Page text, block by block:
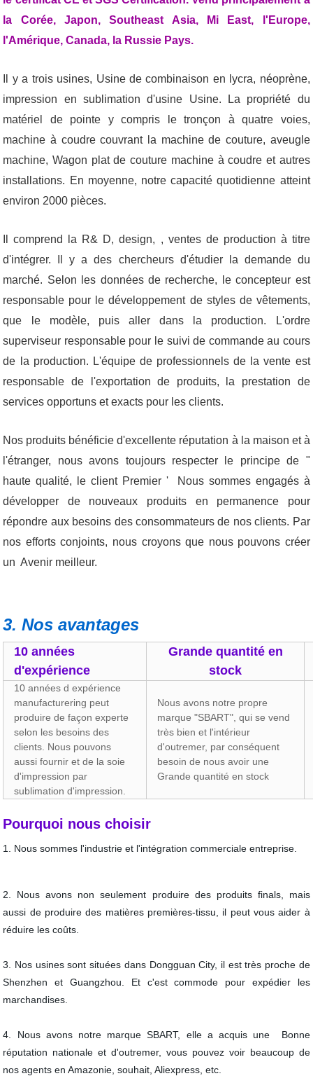
la Corée, Japon, Southeast Asia, Mi East, l'Europe,
l'Amérique, Canada, la Russie Pays.
Il y a trois usines, Usine de combinaison en lycra, néoprène,
impression en sublimation d'usine Usine. La propriété du
matériel de pointe y compris le tronçon à quatre voies,
machine à coudre couvrant la machine de couture, aveugle
machine, Wagon plat de couture machine à coudre et autres
installations. En moyenne, notre capacité quotidienne atteint
environ 2000 pièces.
Il comprend la R& D, design, , ventes de production à titre
d'intégrer. Il y a des chercheurs d'étudier la demande du
marché. Selon les données de recherche, le concepteur est
responsable pour le développement de styles de vêtements,
que le modèle, puis aller dans la production. L'ordre
superviseur responsable pour le suivi de commande au cours
de la production. L'équipe de professionnels de la vente est
responsable de l'exportation de produits, la prestation de
services opportuns et exacts pour les clients.
Nos produits bénéficie d'excellente réputation à la maison et à
l'étranger, nous avons toujours respecter le principe de "
haute qualité, le client Premier ' Nous sommes engagés à
développer de nouveaux produits en permanence pour
répondre aux besoins des consommateurs de nos clients. Par
nos efforts conjoints, nous croyons que nous pouvons créer
un Avenir meilleur.
3. Nos avantages
10 années
d'expérience
Grande quantité en
stock
10 années d expérience
manufacturering peut
produire de façon experte
selon les besoins des
clients. Nous pouvons
aussi fournir et de la soie
d'impression par
sublimation d'impression.
Nous avons notre propre
marque "SBART", qui se vend
très bien et l'intérieur
d'outremer, par conséquent
besoin de nous avoir une
Grande quantité en stock
Pourquoi nous choisir
1. Nous sommes l'industrie et l'intégration commerciale entreprise.
2. Nous avons non seulement produire des produits finals, mais
aussi de produire des matières premières-tissu, il peut vous aider à
réduire les coûts.
3. Nos usines sont situées dans Dongguan City, il est très proche de
Shenzhen et Guangzhou. Et c'est commode pour expédier les
marchandises.
4. Nous avons notre marque SBART, elle a acquis une Bonne
réputation nationale et d'outremer, vous pouvez voir beaucoup de
nos agents en Amazonie, souhait, Aliexpress, etc.